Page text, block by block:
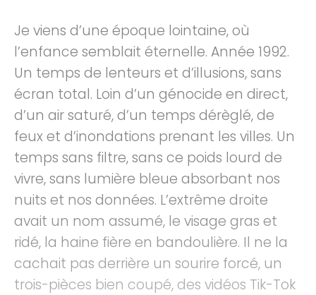
Je viens d’une époque lointaine, où
l’enfance semblait éternelle. Année 1992.
Un temps de lenteurs et d’illusions, sans
écran total. Loin d’un génocide en direct,
d’un air saturé, d’un temps dérèglé, de
feux et d’inondations prenant les villes. Un
temps sans filtre, sans ce poids lourd de
vivre, sans lumière bleue absorbant nos
nuits et nos données. L’extrême droite
avait un nom assumé, le visage gras et
ridé, la haine fière en bandoulière. Il ne la
cachait pas derrière un sourire forcé, un
trois-pièces bien coupé, des vidéos Tik-Tok